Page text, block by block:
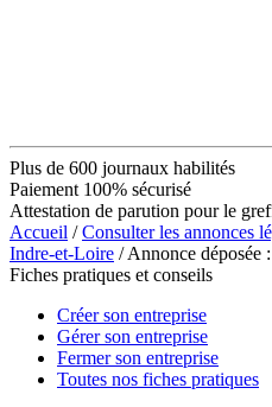
Plus de 600 journaux habilités
Paiement 100% sécurisé
Attestation de parution pour le
Accueil /Consulter les annonces
Indre-et-Loire / Annonce
Fiches pratiques et conseils
Créer son entreprise
Gérer son entreprise
Fermer son entreprise
Toutes nos fiches pratiques